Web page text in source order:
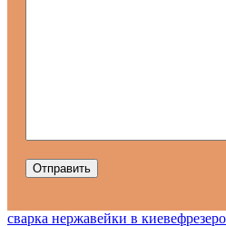
сварка нержавейки в киеве